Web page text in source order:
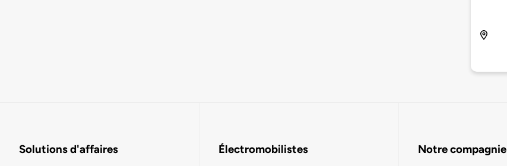
Solutions d'affaires Électromobilistes Notre compagnie